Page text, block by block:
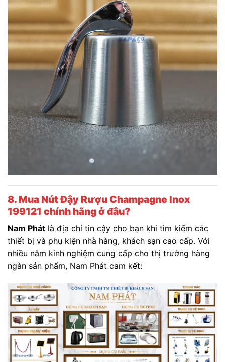
8. Mua Nút Đậy Rượu Champagne Inox
199121 chính hãng ở đâu?
Nam Phát là địa chỉ tin cậy cho bạn khi tìm kiếm các
thiết bị và phụ kiện nhà hàng, khách sạn cao cấp. Với
nhiều năm kinh nghiệm cung cấp cho thị trường hàng
ngàn sản phẩm, Nam Phát cam kết: